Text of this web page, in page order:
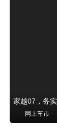
家越07，务
网上车市